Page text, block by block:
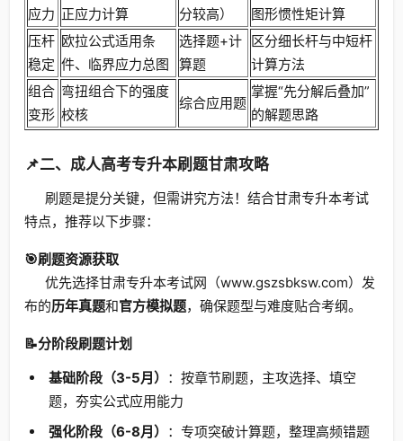
应力 正应力计算
分较高）
图形惯性矩计算
压杆
稳定
欧拉公式适用条
件、临界应力总图
选择题+计
算题
区分细长杆与中短杆
计算方法
组合
变形
弯扭组合下的强度
校核
综合应用题
掌握“先分解后叠加”
的解题思路
📌二、成人高考专升本刷题甘肃攻略
刷题是提分关键，但需讲究方法！结合甘肃专升本考试
特点，推荐以下步骤：
🎯刷题资源获取
优先选择甘肃专升本考试网（www.gszsbksw.com）发
布的历年真题和官方模拟题，确保题型与难度贴合考纲。
📝分阶段刷题计划
基础阶段（3-5月） ：按章节刷题，主攻选择、填空
题，夯实公式应用能力
强化阶段（6-8月） ：专项突破计算题，整理高频错题